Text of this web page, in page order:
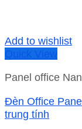
Add to wishlist
Quick View
Panel office
Đèn Office
trung tính